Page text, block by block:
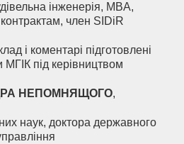
інженерія, MBA,
член SIDiR
і коментарі підготовлені
МГІК під керівництвом
НЕПОМНЯЩОГО,
наук, доктора державного